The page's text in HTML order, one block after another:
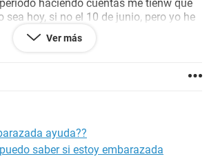
haciendo cuentas me tienw que
sea hoy, si no el 10 de junio, pero yo he
desde que me tome la pastilla y me
embarazo como a las 2 semanas
el periodo y por la sicosis siento
d3 vomitar y no se si por las
por eso, AYUDAAA! y el 17 de
sera que tambien pot las
cosas o sera que estoy????
Ver más
ayuda??
saber si estoy embarazada